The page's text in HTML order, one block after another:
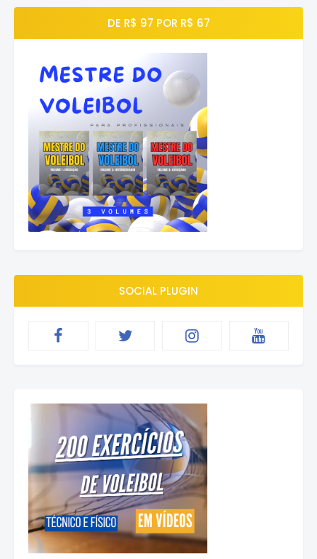
DE R$ 97 POR R$ 67
SOCIAL PLUGIN